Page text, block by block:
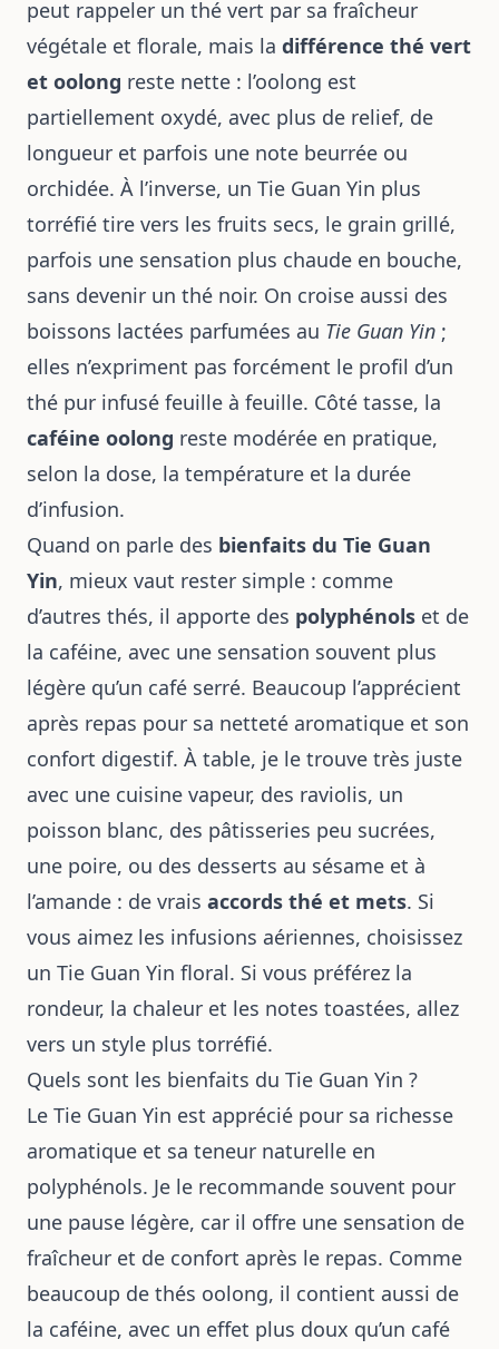
peut rappeler un thé vert par sa fraîcheur
végétale et florale, mais la différence thé vert
et oolong reste nette : l’oolong est
partiellement oxydé, avec plus de relief, de
longueur et parfois une note beurrée ou
orchidée. À l’inverse, un Tie Guan Yin plus
torréfié tire vers les fruits secs, le grain grillé,
parfois une sensation plus chaude en bouche,
sans devenir un thé noir. On croise aussi des
boissons lactées parfumées au Tie Guan Yin ;
elles n’expriment pas forcément le profil d’un
thé pur infusé feuille à feuille. Côté tasse, la
caféine oolong reste modérée en pratique,
selon la dose, la température et la durée
d’infusion.
Quand on parle des bienfaits du Tie Guan
Yin, mieux vaut rester simple : comme
d’autres thés, il apporte des polyphénols et de
la caféine, avec une sensation souvent plus
légère qu’un café serré. Beaucoup l’apprécient
après repas pour sa netteté aromatique et son
confort digestif. À table, je le trouve très juste
avec une cuisine vapeur, des raviolis, un
poisson blanc, des pâtisseries peu sucrées,
une poire, ou des desserts au sésame et à
l’amande : de vrais accords thé et mets. Si
vous aimez les infusions aériennes, choisissez
un Tie Guan Yin floral. Si vous préférez la
rondeur, la chaleur et les notes toastées, allez
vers un style plus torréfié.
Quels sont les bienfaits du Tie Guan Yin ?
Le Tie Guan Yin est apprécié pour sa richesse
aromatique et sa teneur naturelle en
polyphénols. Je le recommande souvent pour
une pause légère, car il offre une sensation de
fraîcheur et de confort après le repas. Comme
beaucoup de thés oolong, il contient aussi de
la caféine, avec un effet plus doux qu’un café